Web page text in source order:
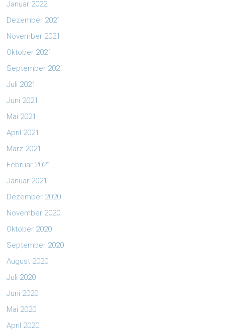
Januar 2022
Dezember 2021
November 2021
Oktober 2021
September 2021
Juli 2021
Juni 2021
Mai 2021
April 2021
März 2021
Februar 2021
Januar 2021
Dezember 2020
November 2020
Oktober 2020
September 2020
August 2020
Juli 2020
Juni 2020
Mai 2020
April 2020